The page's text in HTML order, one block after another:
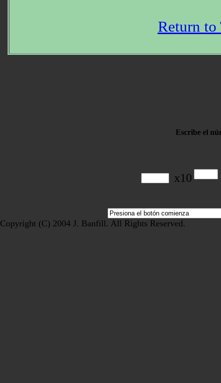
Return to
Escribe el
x10
Copyright (C) 2004 J. Banfill. All Rights Reserved.